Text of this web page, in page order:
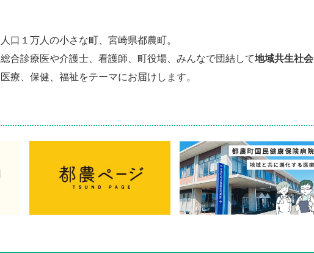
人口１万人の小さな町、宮崎県都農町。
総合診療医や介護士、看護師、町役場、みんなで団結して地域共生社会
医療、保健、福祉をテーマにお届けします。